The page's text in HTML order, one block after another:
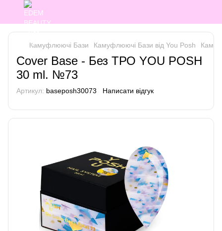
Камуфлюючі Бази Камуфлюючі Бази від You Posh
Cover Base - Без ТРО YOU POSH
30 ml. №73
Артикул: baseposh30073 Написати відгук